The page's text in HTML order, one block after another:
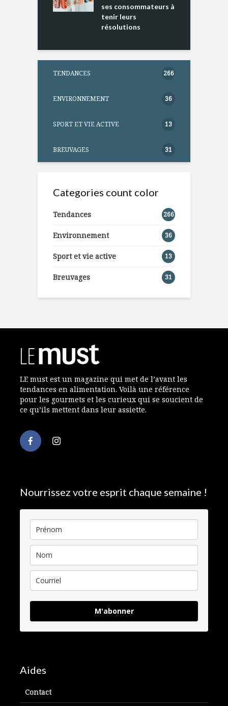
ses consommateurs à
tenir leurs
résolutions
TENDANCES 266
ENVIRONNEMENT 36
SPORT ET VIE ACTIVE 13
BREUVAGES 31
Categories count color
Tendances 266
Environnement 36
Sport et vie active 13
Breuvages 31
LE must est un magazine qui met de l’avant les
tendances en alimentation. Voilà une référence
pour les gourmets et les curieux qui se soucient de
ce qu’ils mettent dans leur assiette.
Nourrissez votre esprit chaque semaine !
M'abonner
Aides
Contact